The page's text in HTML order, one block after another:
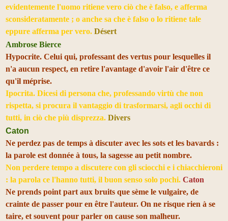
evidentemente l'uomo ritiene vero ciò che è falso, e afferma
sconsideratamente ; o anche sa che è falso o lo ritiene tale
eppure afferma per vero. Désert
Ambrose Bierce
Hypocrite. Celui qui, professant des vertus pour lesquelles il
n'a aucun respect, en retire l'avantage d'avoir l'air d'être ce
qu'il méprise.
Ipocrita. Dicesi di persona che, professando virtù che non
rispetta, si procura il vantaggio di trasformarsi, agli occhi di
tutti, in ciò che più disprezza. Divers
Caton
Ne perdez pas de temps à discuter avec les sots et les bavards :
la parole est donnée à tous, la sagesse au petit nombre.
Non perdere tempo a discutere con gli sciocchi e i chiacchieroni
: la parola ce l'hanno tutti, il buon senso solo pochi. Caton
Ne prends point part aux bruits que sème le vulgaire, de
crainte de passer pour en être l'auteur. On ne risque rien à se
taire, et souvent pour parler on cause son malheur.